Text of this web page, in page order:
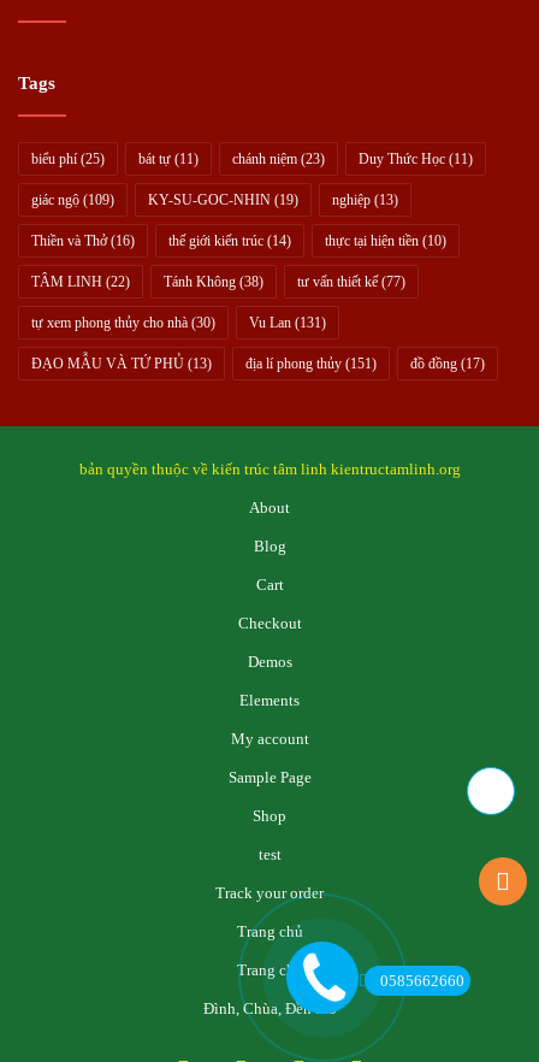
Tags
biểu phí (25) bát tự (11) chánh niệm (23) Duy Thức Học (11)
giác ngộ (109) KY-SU-GOC-NHIN (19) nghiệp (13)
Thiền và Thở(16) thế giới kiến trúc (14) thực tại hiện tiền (10)
TÂM LINH (22) Tánh Không (38) tư vấn thiết kế(77)
tự xem phong thủy cho nhà (30) Vu Lan (131)
ĐẠO MẪU VÀ TỨ PHỦ (13) địa lí phong thủy (151) đồ đồng (17)
bản quyền thuộc về kiến trúc tâm linh kientructamlinh.org
About
Blog
Cart
Checkout
Demos
Elements
My account
Sample Page
Shop
test
Track your order
Trang chủ
Trang chủ
Đình, Chùa, Đền thờ
0585662660